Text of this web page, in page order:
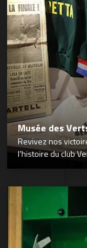
Musée des
Revivez nos
l’histoire du club